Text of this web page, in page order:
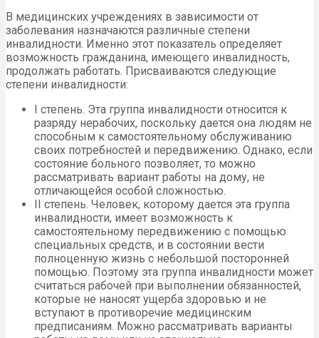
В медицинских учреждениях в зависимости от
заболевания назначаются различные степени
инвалидности. Именно этот показатель определяет
возможность гражданина, имеющего инвалидность,
продолжать работать. Присваиваются следующие
степени инвалидности:
I степень. Эта группа инвалидности относится к
разряду нерабочих, поскольку дается она людям не
способным к самостоятельному обслуживанию
своих потребностей и передвижению. Однако, если
состояние больного позволяет, то можно
рассматривать вариант работы на дому, не
отличающейся особой сложностью.
II степень. Человек, которому дается эта группа
инвалидности, имеет возможность к
самостоятельному передвижению с помощью
специальных средств, и в состоянии вести
полноценную жизнь с небольшой посторонней
помощью. Поэтому эта группа инвалидности может
считаться рабочей при выполнении обязанностей,
которые не наносят ущерба здоровью и не
вступают в противоречие медицинским
предписаниям. Можно рассматривать варианты